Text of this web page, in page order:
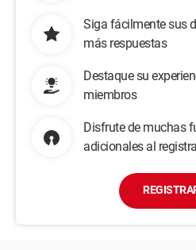
Siga fácilmente sus
más respuestas
Destaque su
miembros
Disfrute de muchas
adicionales al